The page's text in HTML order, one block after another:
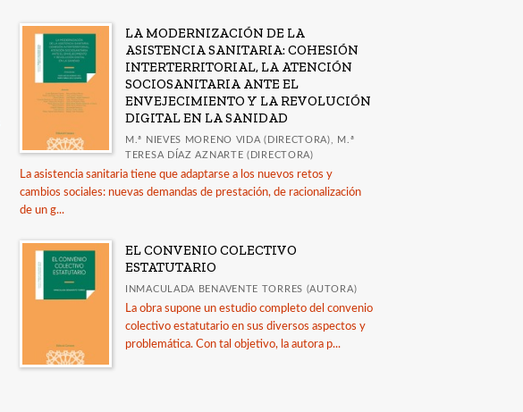
LA MODERNIZACIÓN DE LA
ASISTENCIA SANITARIA: COHESIÓN
INTERTERRITORIAL, LA ATENCIÓN
SOCIOSANITARIA ANTE EL
ENVEJECIMIENTO Y LA REVOLUCIÓN
DIGITAL EN LA SANIDAD
M.ª NIEVES MORENO VIDA (DIRECTORA), M.ª
TERESA DÍAZ AZNARTE (DIRECTORA)
La asistencia sanitaria tiene que adaptarse a los nuevos retos y
cambios sociales: nuevas demandas de prestación, de racionalización
de un g...
EL CONVENIO COLECTIVO
ESTATUTARIO
INMACULADA BENAVENTE TORRES (AUTORA)
La obra supone un estudio completo del convenio
colectivo estatutario en sus diversos aspectos y
problemática. Con tal objetivo, la autora p...